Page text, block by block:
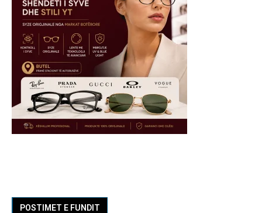
POSTIMET E FUNDIT